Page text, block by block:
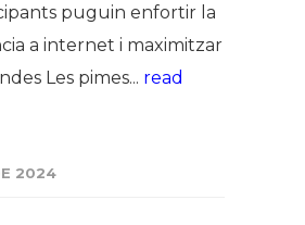
puguin enfortir la
a internet i maximitzar
Les pimes... read
2024